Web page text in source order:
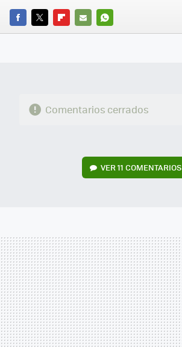
FACEBOOK
TWITTERFLIPBOARD
E-
WHATSAPP
Comentarios cerrados
VER11 COMENTARIOS